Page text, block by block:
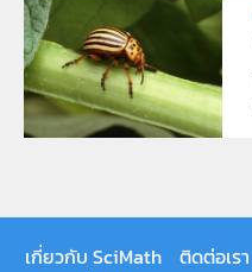
เกี่ยวกับ SciMath ติดต่อเรา